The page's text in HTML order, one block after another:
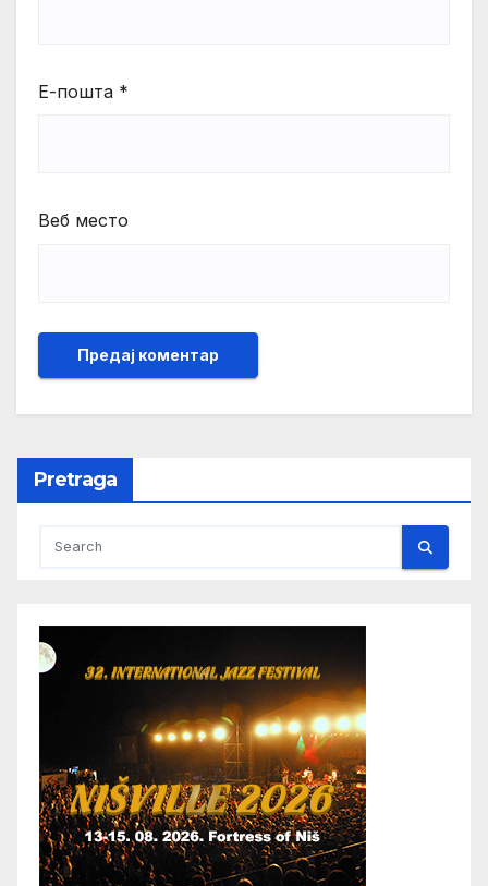
Е-пошта *
Веб место
Pretraga